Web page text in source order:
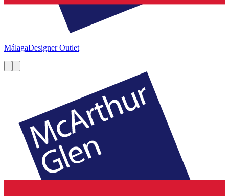
MálagaDesigner Outlet